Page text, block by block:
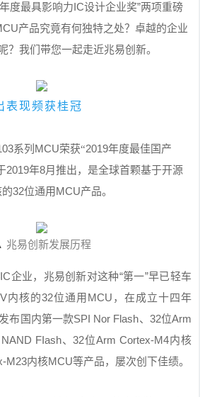
年度最具影响力IC设计企业奖”两项重磅
产品究竟有何独特之处？卓越的企业
？我们带您一起走近兆易创新。
表现频获桂冠
系列 MCU荣获“2019年度最佳国产
2019年8月推出，是全球首颗基于开源
的32位通用MCU产品。
兆易创新发展历程
IC企业，兆易创新对这种“第一”早已轻车
内核的32位通用 MCU ，在成立十四年
布国内第一款SPI Nor Flash、 32位Arm
NAND FIash、32位Arm Cortex-M4内核
M23内核MCU等产品，屡次创下佳绩。